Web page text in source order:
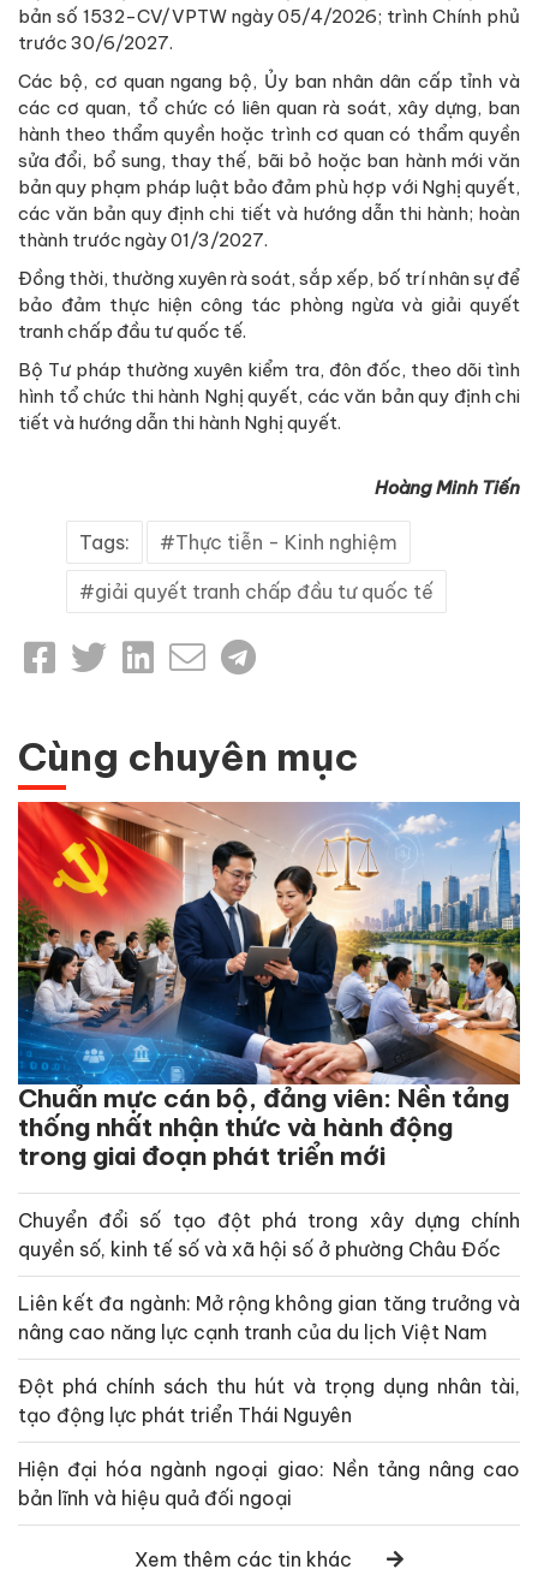
bản số 1532-CV/VPTW ngày 05/4/2026; trình Chính phủ
trước 30/6/2027.
Các bộ, cơ quan ngang bộ, Ủy ban nhân dân cấp tỉnh và
các cơ quan, tổ chức có liên quan rà soát, xây dựng, ban
hành theo thẩm quyền hoặc trình cơ quan có thẩm quyền
sửa đổi, bổ sung, thay thế, bãi bỏ hoặc ban hành mới văn
bản quy phạm pháp luật bảo đảm phù hợp với Nghị quyết,
các văn bản quy định chi tiết và hướng dẫn thi hành; hoàn
thành trước ngày 01/3/2027.
Đồng thời, thường xuyên rà soát, sắp xếp, bố trí nhân sự để
bảo đảm thực hiện công tác phòng ngừa và giải quyết
tranh chấp đầu tư quốc tế.
Bộ Tư pháp thường xuyên kiểm tra, đôn đốc, theo dõi tình
hình tổ chức thi hành Nghị quyết, các văn bản quy định chi
tiết và hướng dẫn thi hành Nghị quyết.
Hoàng Minh Tiến
Tags: Thực tiễn - Kinh nghiệm
giải quyết tranh chấp đầu tư quốc tế
Cùng chuyên mục
Chuẩn mực cán bộ, đảng viên: Nền tảng
thống nhất nhận thức và hành động
trong giai đoạn phát triển mới
Chuyển đổi số tạo đột phá trong xây dựng chính
quyền số, kinh tế số và xã hội số ở phường Châu Đốc
Liên kết đa ngành: Mở rộng không gian tăng trưởng và
nâng cao năng lực cạnh tranh của du lịch Việt Nam
Đột phá chính sách thu hút và trọng dụng nhân tài,
tạo động lực phát triển Thái Nguyên
Hiện đại hóa ngành ngoại giao: Nền tảng nâng cao
bản lĩnh và hiệu quả đối ngoại
Xem thêm các tin khác